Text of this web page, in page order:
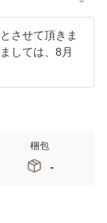
させて頂きま
しては、8月
梱包
-